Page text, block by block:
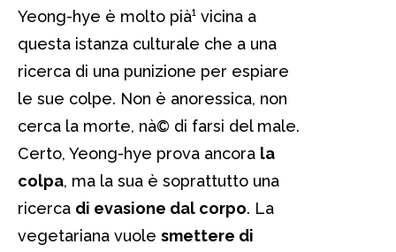
Yeong-hye è molto pià¹ vicina a
questa istanza culturale che a una
ricerca di una punizione per espiare
le sue colpe. Non è anoressica, non
cerca la morte, nà© di farsi del male.
Certo, Yeong-hye prova ancora la
colpa, ma la sua è soprattutto una
ricerca di evasione dal corpo. La
vegetariana vuole smettere di